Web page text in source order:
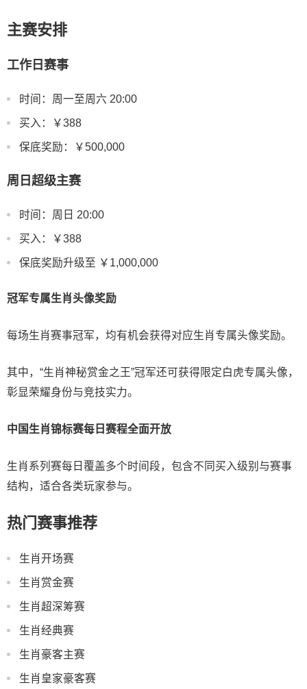
主赛安排
工作日赛事
时间：周一至周六 20:00
买入：￥388
保底奖励：￥500,000
周日超级主赛
时间：周日 20:00
买入：￥388
保底奖励升级至 ￥1,000,000
冠军专属生肖头像奖励
每场生肖赛事冠军，均有机会获得对应生肖专属头像奖励。
其中，“生肖神秘赏金之王”冠军还可获得限定白虎专属头像，
彰显荣耀身份与竞技实力。
中国生肖锦标赛每日赛程全面开放
生肖系列赛每日覆盖多个时间段，包含不同买入级别与赛事
结构，适合各类玩家参与。
热门赛事推荐
生肖开场赛
生肖赏金赛
生肖超深筹赛
生肖经典赛
生肖豪客主赛
生肖皇家豪客赛